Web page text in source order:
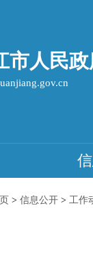
市人民
> 信息公开 > 工作